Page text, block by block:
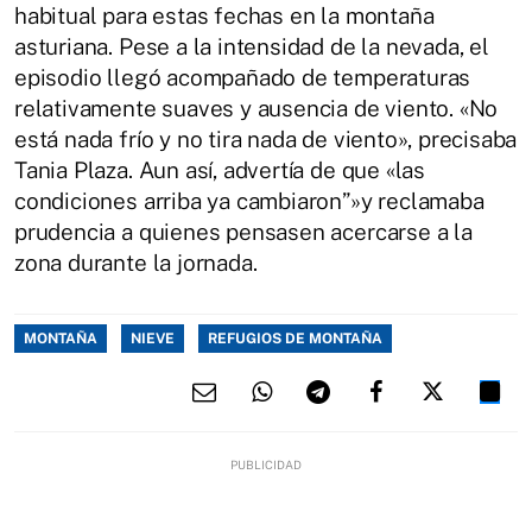
habitual para estas fechas en la montaña
asturiana. Pese a la intensidad de la nevada, el
episodio llegó acompañado de temperaturas
relativamente suaves y ausencia de viento. «No
está nada frío y no tira nada de viento», precisaba
Tania Plaza. Aun así, advertía de que «las
condiciones arriba ya cambiaron”»y reclamaba
prudencia a quienes pensasen acercarse a la
zona durante la jornada.
MONTAÑA NIEVE REFUGIOS DE MONTAÑA